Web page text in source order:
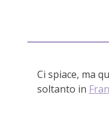
Ci spiace, ma
soltanto in